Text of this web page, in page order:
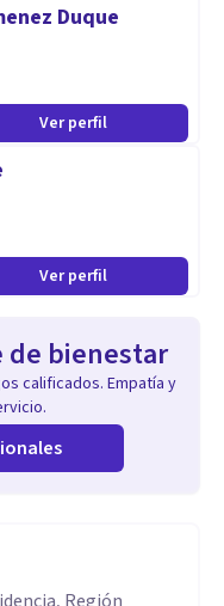
Duque
Ver perfil
Ver perfil
de bienestar
calificados. Empatía y